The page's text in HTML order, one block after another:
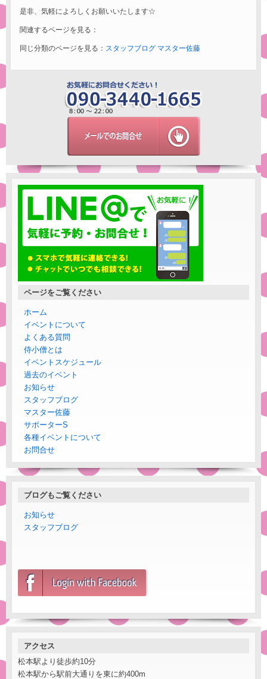
是非、気軽によろしくお願いいたします☆
関連するページを見る：
同じ分類のページを見る： スタッフブログ マスター佐藤
ページをご覧ください
ホーム
イベントについて
よくある質問
侍小僧とは
イベントスケジュール
過去のイベント
お知らせ
スタッフブログ
マスター佐藤
サポーターS
各種イベントについて
お問合せ
ブログもご覧ください
お知らせ
スタッフブログ
アクセス
松本駅より徒歩約10分
松本駅から駅前大通りを東に約400m